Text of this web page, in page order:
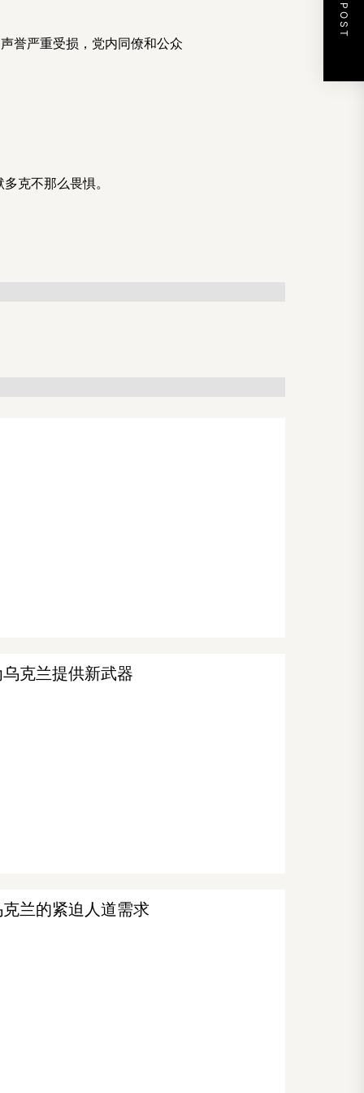
誉严重受损，党内同僚和公众
克不那么畏惧。
克兰提供新武器
兰的紧迫人道需求